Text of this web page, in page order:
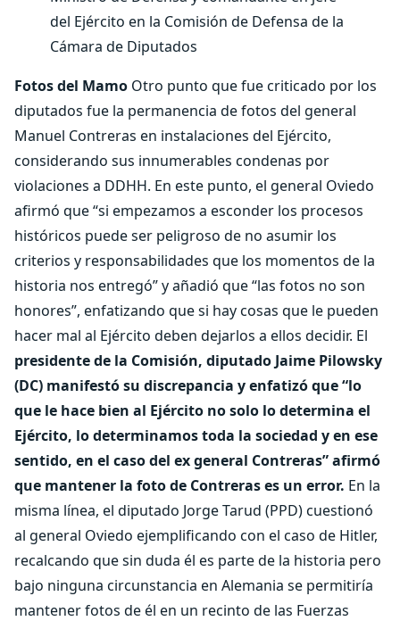
del Ejército en la Comisión de Defensa de la
Cámara de Diputados
Fotos del Mamo Otro punto que fue criticado por los
diputados fue la permanencia de fotos del general
Manuel Contreras en instalaciones del Ejército,
considerando sus innumerables condenas por
violaciones a DDHH. En este punto, el general Oviedo
afirmó que “si empezamos a esconder los procesos
históricos puede ser peligroso de no asumir los
criterios y responsabilidades que los momentos de la
historia nos entregó” y añadió que “las fotos no son
honores”, enfatizando que si hay cosas que le pueden
hacer mal al Ejército deben dejarlos a ellos decidir. El
presidente de la Comisión, diputado Jaime Pilowsky
(DC) manifestó su discrepancia y enfatizó que “lo
que le hace bien al Ejército no solo lo determina el
Ejército, lo determinamos toda la sociedad y en ese
sentido, en el caso del ex general Contreras” afirmó
que mantener la foto de Contreras es un error. En la
misma línea, el diputado Jorge Tarud (PPD) cuestionó
al general Oviedo ejemplificando con el caso de Hitler,
recalcando que sin duda él es parte de la historia pero
bajo ninguna circunstancia en Alemania se permitiría
mantener fotos de él en un recinto de las Fuerzas